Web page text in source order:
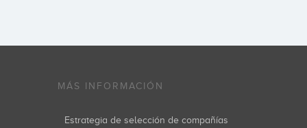
MÁS INFORMACIÓN
Estrategia de selección de compañías